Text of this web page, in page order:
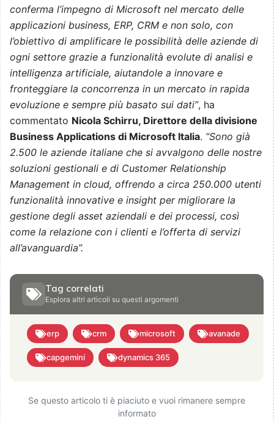
conferma l’impegno di Microsoft nel mercato delle
applicazioni business, ERP, CRM e non solo, con
l’obiettivo di amplificare le possibilità delle aziende di
ogni settore grazie a funzionalità evolute di analisi e
intelligenza artificiale, aiutandole a innovare e
fronteggiare la concorrenza in un mercato in rapida
evoluzione e sempre più basato sui dati”, ha
commentato Nicola Schirru, Direttore della divisione
Business Applications di Microsoft Italia. “Sono già
2.500 le aziende italiane che si avvalgono delle nostre
soluzioni gestionali e di Customer Relationship
Management in cloud, offrendo a circa 250.000 utenti
funzionalità innovative e insight per migliorare la
gestione degli asset aziendali e dei processi, così
come la relazione con i clienti e l’offerta di servizi
all’avanguardia”.
Tag correlati
Esplora altri articoli su questi argomenti
erp crm microsoft avanade
capgemini dynamics 365
Se questo articolo ti è piaciuto e vuoi rimanere sempre
informato